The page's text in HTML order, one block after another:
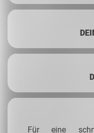
Für eine